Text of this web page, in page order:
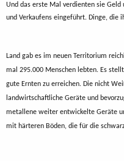
Und das erste Mal verdienten sie Geld
und Verkaufens eingeführt. Dinge, die
Land gab es im neuen Territorium
mal 295.000 Menschen lebten. Es
gute Ernten zu erreichen. Die nicht
landwirtschaftliche Geräte und
metallene weiter entwickelte Geräte
mit härteren Böden, die für die